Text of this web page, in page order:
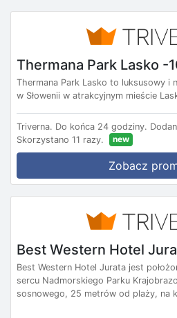
Thermana Park Lasko -
Thermana Park Lasko to luksusowy i
w Słowenii w atrakcyjnym mieście
Triverna. Do końca 24 godziny.
Skorzystano 11 razy.
new
Zobacz
Best Western Hotel
Best Western Hotel Jurata jest
sercu Nadmorskiego Parku
sosnowego, 25 metrów od plaży, na